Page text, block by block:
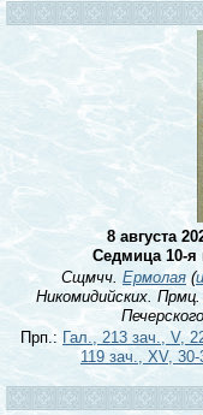
8 августа
Седмица 10-я
Сщмчч. Ермолая (
Никомидийских.
Прп.: Гал., 213 зач., V,
119 зач., XV, 30-